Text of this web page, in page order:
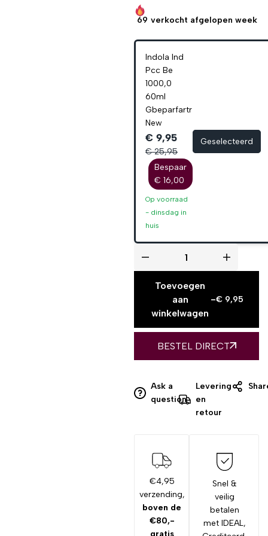
69 verkocht afgelopen week
Indola Ind
Pcc Be
1000,0
60ml
Gbeparfartr
New
€ 9,95
€ 25,95
Bespaar
€ 16,00
Op voorraad
- dinsdag in
huis
Geselecteerd
Toevoegen
aan
winkelwagen
-€ 9,95
BESTEL DIRECT
Ask a
question
Levering
en
retour
€4,95
verzending,
boven de
€80,-
Snel &
veilig
betalen
met IDEAL,